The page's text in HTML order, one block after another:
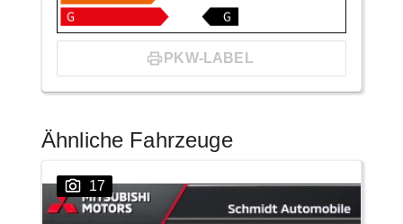
PKW-LABEL
Ähnliche Fahrzeuge
17